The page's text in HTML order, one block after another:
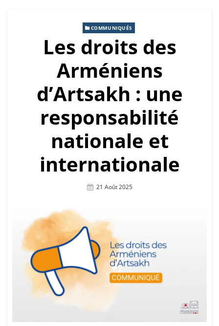
COMMUNIQUÉS
Les droits des
Arméniens
d’Artsakh : une
responsabilité
nationale et
internationale
Posted
21 Août 2025